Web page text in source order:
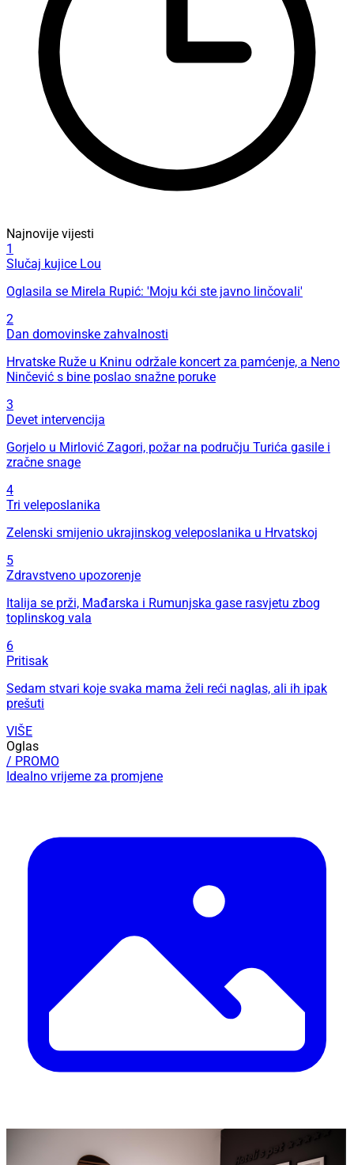
Najnovije vijesti
1
Slučaj kujice Lou
Oglasila se Mirela Rupić: 'Moju kći ste javno linčovali'
2
Dan domovinske zahvalnosti
Hrvatske Ruže u Kninu održale koncert za pamćenje, a Neno
Ninčević s bine poslao snažne poruke
3
Devet intervencija
Gorjelo u Mirlović Zagori, požar na području Turića gasile i
zračne snage
4
Tri veleposlanika
Zelenski smijenio ukrajinskog veleposlanika u Hrvatskoj
5
Zdravstveno upozorenje
Italija se prži, Mađarska i Rumunjska gase rasvjetu zbog
toplinskog vala
6
Pritisak
Sedam stvari koje svaka mama želi reći naglas, ali ih ipak
prešuti
VIŠE
Oglas
/ PROMO
Idealno vrijeme za promjene